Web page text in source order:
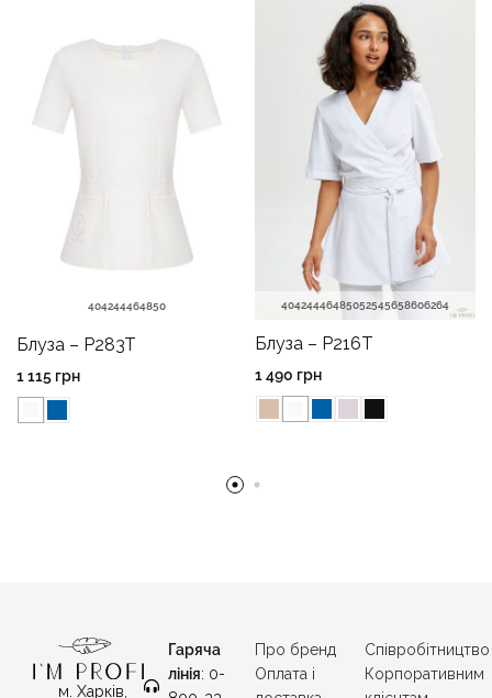
404244464850
Блуза – P283T
1 115 грн
40424446485052545658606264
Блуза – P216T
1 490 грн
м. Харків,
Гаряча
лінія: 0-
Про бренд
Оплата і
Співробітництво
Корпоративним